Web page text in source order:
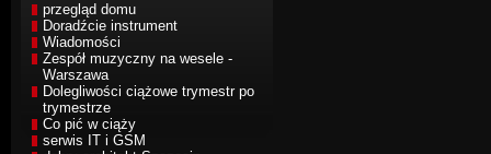
przegląd domu
Doradźcie instrument
Wiadomości
Zespół muzyczny na wesele -
Warszawa
Dolegliwości ciążowe trymestr po
trymestrze
Co pić w ciąży
serwis IT i GSM